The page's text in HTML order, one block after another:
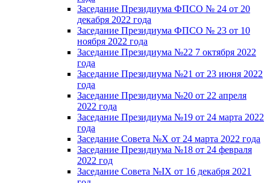
Заседание Президиума ФПСО № 24 от 20
декабря 2022 года
Заседание Президиума ФПСО № 23 от 10
ноября 2022 года
Заседание Президиума №22 7 октября 2022
года
Заседание Президиума №21 от 23 июня 2022
года
Заседание Президиума №20 от 22 апреля
2022 года
Заседание Президиума №19 от 24 марта 2022
года
Заседание Совета №X от 24 марта 2022 года
Заседание Президиума №18 от 24 февраля
2022 год
Заседание Совета №IX от 16 декабря 2021